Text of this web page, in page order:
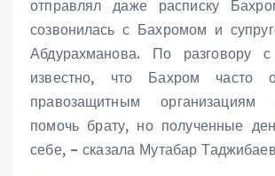
отправлял даже расписку
созвонилась с Бахромом и
Абдурахманова. По разговору
известно, что Бахром часто
правозащитным
помочь брату, но полученные
себе, – сказала Мутабар